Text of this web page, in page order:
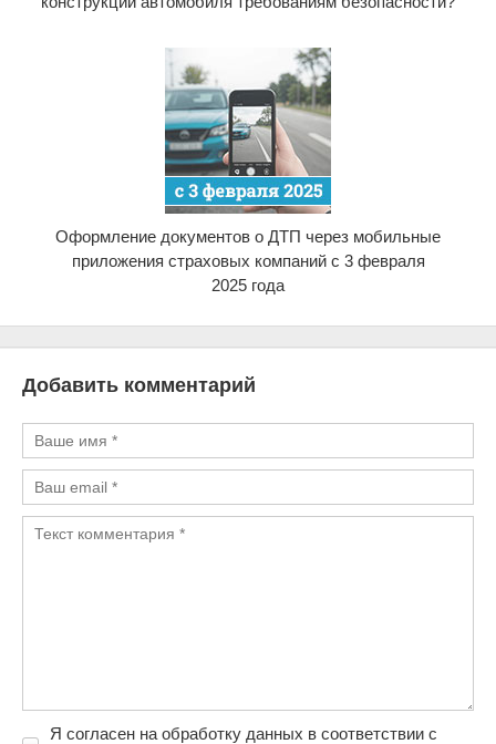
Оформление документов о ДТП через мобильные
приложения страховых компаний с 3 февраля
2025 года
Добавить комментарий
Я согласен на обработку данных в соответствии с